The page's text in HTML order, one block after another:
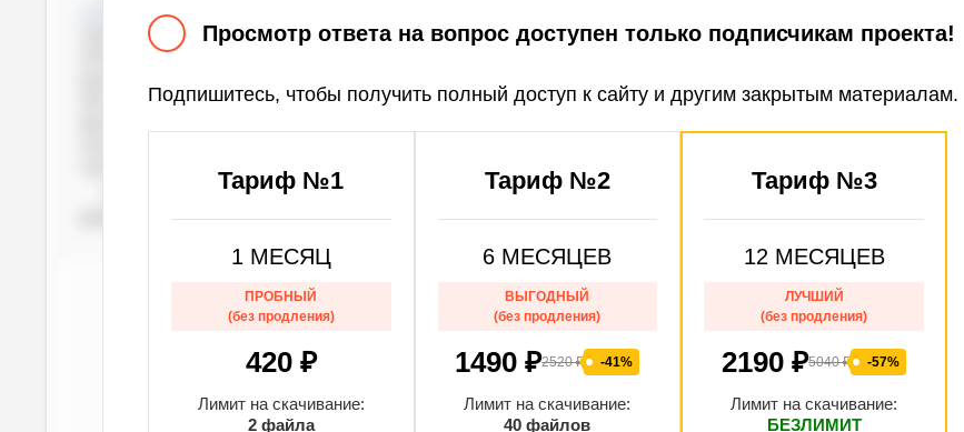
утвержденными Постановлением Правительства РФ от 16 сентября 2020 г. N 1479 в
защиты с круглосуточным пребыванием людей (за исключением торговых, производственных и
объектов защиты, жилых зданий, объектов с персоналом, осуществляющим круглосуточную охрану)
обслуживающий персонал телефонной связью, исправными ручными электрическими фонарями
человека от опасных факторов пожара на каждого дежурного.
Требований по обязательному обеспечению веревочными лестницами в Правилах
режима в РФ нет.
Просмотр ответа на вопрос доступен только подписчикам проекта!
Подпишитесь, чтобы получить полный доступ к сайту и другим закрытым материалам.
Тариф №1
1 МЕСЯЦ
ПРОБНЫЙ
(без продления)
420 ₽
Лимит на скачивание:
2 файла
Тариф №2
6 МЕСЯЦЕВ
ВЫГОДНЫЙ
(без продления)
1490 ₽2520 ₽ -41%
Лимит на скачивание:
40 файлов
Тариф №3
12 МЕСЯЦЕВ
ЛУЧШИЙ
(без продления)
2190 ₽5040 ₽ -57%
Лимит на скачивание:
БЕЗЛИМИТ